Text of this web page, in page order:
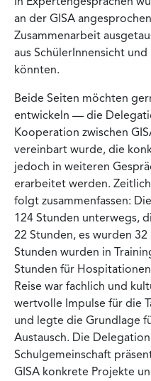
an der GISA
Zusammenarbeit
aus SchülerInnensicht
könnten.
Beide Seiten möchten
entwickeln — die
Kooperation zwischen
vereinbart wurde, die
jedoch in weiteren
erarbeitet werden.
folgt zusammenfassen:
124 Stunden unterwegs,
22 Stunden, es wurden
Stunden wurden in
Stunden für
Reise war fachlich und
wertvolle Impulse für die
und legte die Grundlage
Austausch. Die
Schulgemeinschaft
GISA konkrete Projekte